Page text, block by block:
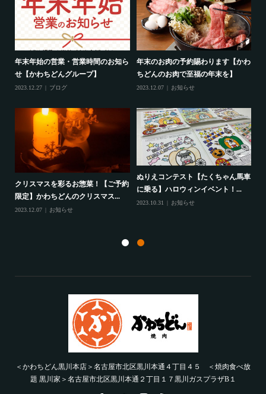
年末年始の営業・営業時間のお知ら
せ【かわちどんグループ】
2023.12.27 ブログ
年末のお肉の予約賜わります【かわ
ちどんのお肉で至福の年末を】
2023.12.07 お知らせ
クリスマスを彩るお惣菜！【ご予約
限定】かわちどんのクリスマス...
2023.12.07 お知らせ
ぬりえコンテスト【たくちゃん馬車
に乗る】ハロウィンイベント！...
2023.10.31 お知らせ
＜かわちどん黒川本店＞名古屋市北区黒川本通４丁目４５ ＜焼肉食べ放
題 黒川家＞名古屋市北区黒川本通２丁目１７黒川ガスプラザB１